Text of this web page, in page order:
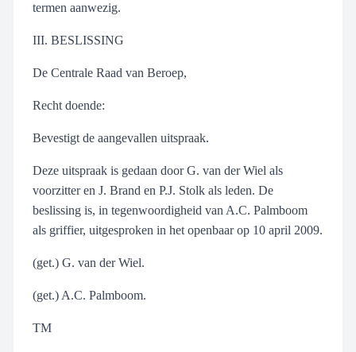
termen aanwezig.
III. BESLISSING
De Centrale Raad van Beroep,
Recht doende:
Bevestigt de aangevallen uitspraak.
Deze uitspraak is gedaan door G. van der Wiel als
voorzitter en J. Brand en P.J. Stolk als leden. De
beslissing is, in tegenwoordigheid van A.C. Palmboom
als griffier, uitgesproken in het openbaar op 10 april 2009.
(get.) G. van der Wiel.
(get.) A.C. Palmboom.
TM